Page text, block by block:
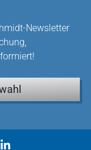
Newsletter